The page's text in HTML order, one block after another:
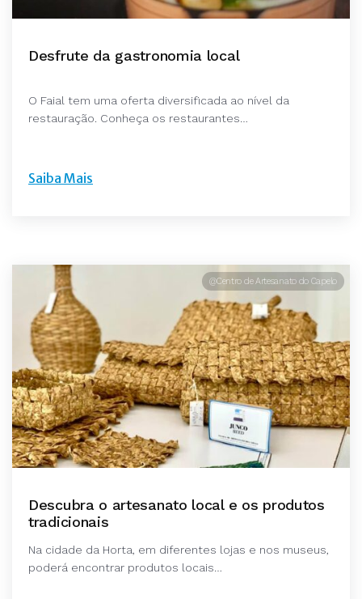
Desfrute da gastronomia local
O Faial tem uma oferta diversificada ao nível da
restauração. Conheça os restaurantes…
Saiba Mais
@Centro de Artesanato do Capelo
Descubra o artesanato local e os produtos
tradicionais
Na cidade da Horta, em diferentes lojas e nos museus,
poderá encontrar produtos locais…